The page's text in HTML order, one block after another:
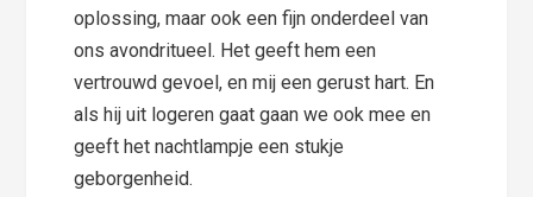
oplossing, maar ook een fijn onderdeel van
ons avondritueel. Het geeft hem een
vertrouwd gevoel, en mij een gerust hart. En
als hij uit logeren gaat gaan we ook mee en
geeft het nachtlampje een stukje
geborgenheid.